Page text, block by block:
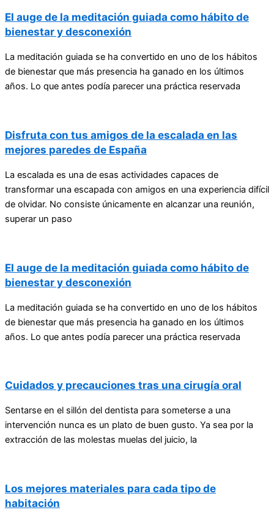
El auge de la meditación guiada como hábito de
bienestar y desconexión
La meditación guiada se ha convertido en uno de los hábitos
de bienestar que más presencia ha ganado en los últimos
años. Lo que antes podía parecer una práctica reservada
Disfruta con tus amigos de la escalada en las
mejores paredes de España
La escalada es una de esas actividades capaces de
transformar una escapada con amigos en una experiencia difícil
de olvidar. No consiste únicamente en alcanzar una reunión,
superar un paso
El auge de la meditación guiada como hábito de
bienestar y desconexión
La meditación guiada se ha convertido en uno de los hábitos
de bienestar que más presencia ha ganado en los últimos
años. Lo que antes podía parecer una práctica reservada
Cuidados y precauciones tras una cirugía oral
Sentarse en el sillón del dentista para someterse a una
intervención nunca es un plato de buen gusto. Ya sea por la
extracción de las molestas muelas del juicio, la
Los mejores materiales para cada tipo de
habitación